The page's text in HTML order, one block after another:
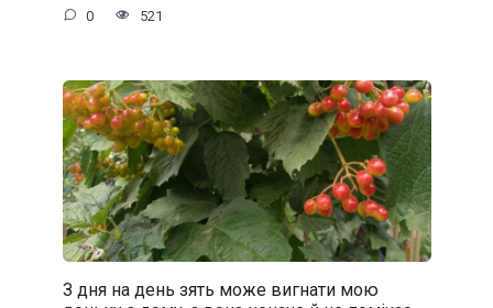
0 521
З дня на день зять може вигнати мою